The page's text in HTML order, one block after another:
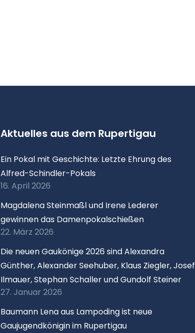
Aktuelles aus dem Rupertigau
Ein Pokal mit Geschichte: Letzte Ehrung des
Alfred-Schindler-Pokals
16. April 2026
Magdalena Steinmaßl und Irene Lederer
gewinnen das Damenpokalschießen
22. März 2026
Die neuen Gaukönige 2026 sind Alexandra
Günther, Alexander Seehuber, Klaus Ziegler, Josef
Ilmauer, Stephan Schaller und Gundolf Steiner
27. Januar 2026
Baumann Lena aus Lampoding ist neue
Gaujugendkönigin im Rupertigau